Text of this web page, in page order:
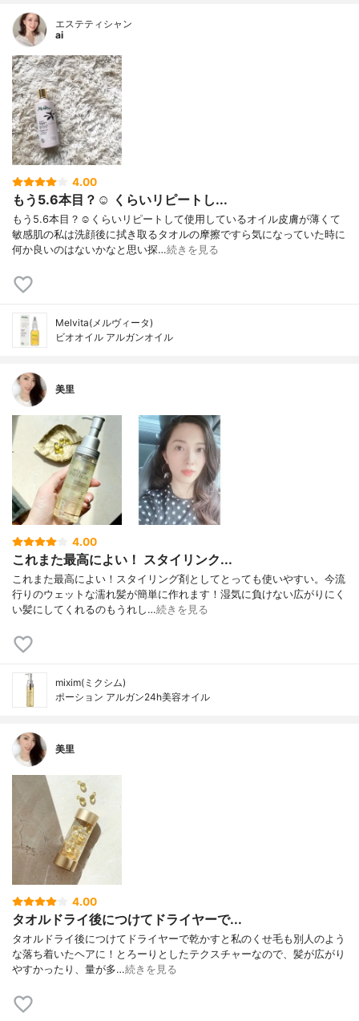
エステティシャン
ai
4.00
もう5.6本目？☺️ くらいリピートし...
もう5.6本目？☺️くらいリピートして使用しているオイル皮膚が薄くて
敏感肌の私は洗顔後に拭き取るタオルの摩擦ですら気になっていた時に
何か良いのはないかなと思い探…続きを見る
Melvita(メルヴィータ)
ビオオイル アルガンオイル
美里
4.00
これまた最高によい！ スタイリンク...
これまた最高によい！スタイリング剤としてとっても使いやすい。今流
行りのウェットな濡れ髪が簡単に作れます！湿気に負けない広がりにく
い髪にしてくれるのもうれし…続きを見る
mixim(ミクシム)
ポーション アルガン24h美容オイル
美里
4.00
タオルドライ後につけてドライヤーで...
タオルドライ後につけてドライヤーで乾かすと私のくせ毛も別人のよう
な落ち着いたヘアに！とろーりとしたテクスチャーなので、髪が広がり
やすかったり、量が多…続きを見る